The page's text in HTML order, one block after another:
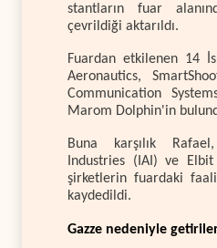
stantların fuar
çevrildiği aktarıldı.
Fuardan etkilenen 14
Aeronautics,
Communication
Marom Dolphin'in
Buna karşılık
Industries (IAI) ve
şirketlerin fuardaki
kaydedildi.
Gazze nedeniyle